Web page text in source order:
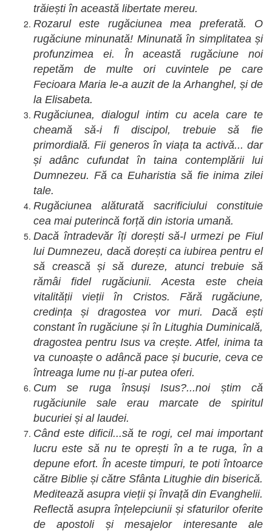
trăiești în această libertate mereu.
Rozarul este rugăciunea mea preferată. O
rugăciune minunată! Minunată în simplitatea și
profunzimea ei. În această rugăciune noi
repetăm de multe ori cuvintele pe care
Fecioara Maria le-a auzit de la Arhanghel, și de
la Elisabeta.
Rugăciunea, dialogul intim cu acela care te
cheamă să-i fi discipol, trebuie să fie
primordială. Fii generos în viața ta activă... dar
și adânc cufundat în taina contemplării lui
Dumnezeu. Fă ca Euharistia să fie inima zilei
tale.
Rugăciunea alăturată sacrificiului constituie
cea mai puterincă forță din istoria umană.
Dacă întradevăr îți dorești să-l urmezi pe Fiul
lui Dumnezeu, dacă dorești ca iubirea pentru el
să crească și să dureze, atunci trebuie să
rămâi fidel rugăciunii. Acesta este cheia
vitalității vieții în Cristos. Fără rugăciune,
credința și dragostea vor muri. Dacă ești
constant în rugăciune și în Litughia Duminicală,
dragostea pentru Isus va crește. Atfel, inima ta
va cunoaște o adâncă pace și bucurie, ceva ce
întreaga lume nu ți-ar putea oferi.
Cum se ruga însuși Isus?...noi știm că
rugăciunile sale erau marcate de spiritul
bucuriei și al laudei.
Când este dificil...să te rogi, cel mai important
lucru este să nu te oprești în a te ruga, în a
depune efort. În aceste timpuri, te poti întoarce
către Biblie și către Sfânta Litughie din biserică.
Meditează asupra vieții și învață din Evanghelii.
Reflectă asupra înțelepciunii și sfaturilor oferite
de apostoli și mesajelor interesante ale